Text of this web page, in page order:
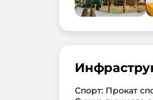
Спорт: Прокат